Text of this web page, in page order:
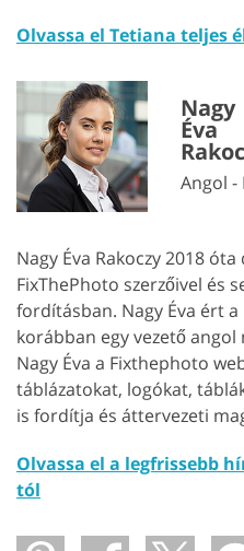
Olvassa el Tetiana teljes
Nagy
Éva
Angol
Nagy Éva Rakoczy 2018
FixThePhoto szerzőivel és
fordításban. Nagy Éva ért
korábban egy vezető
Nagy Éva a Fixthephoto
táblázatokat, logókat,
is fordítja és áttervezeti
Olvassa el a legfrissebb
tól